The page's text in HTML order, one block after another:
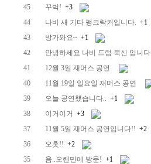
45
꾸벅! +3
44
나비 새 기타 펑크락커입니다. +1
43
방가와요~ +1
42
안녕하세요 나비 드럼 북신 입니다
41
12월 3일 재머스 공연
40
11월 19일 일요일 재머스 공연
39
오늘 공연했습니다.. +1
38
이거이거 +3
37
11월 5일 재머스 공연입니다!! +2
36
오홋!! +2
35
음..오랜만에 방문! +1